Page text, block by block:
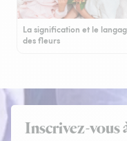
La signification et le
des fleurs
Inscrivez-vous